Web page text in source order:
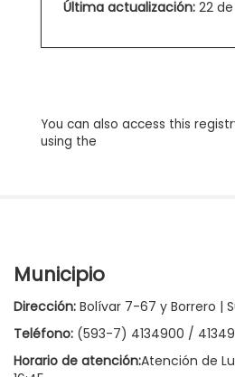
Última actualización: 22
You can also access this
using the
Municipio
Dirección: Bolívar 7-67 y Borrero |
Teléfono: (593-7) 4134900 /
Horario de atención:Atención de